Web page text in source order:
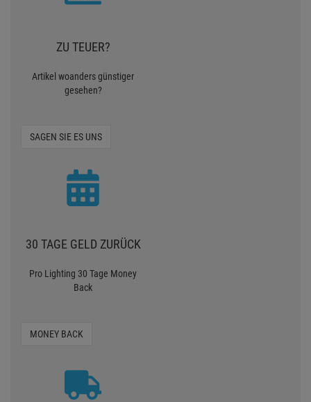
ZU TEUER?
Artikel woanders günstiger
gesehen?
SAGEN SIE ES UNS
30 TAGE GELD ZURÜCK
Pro Lighting 30 Tage Money
Back
MONEY BACK